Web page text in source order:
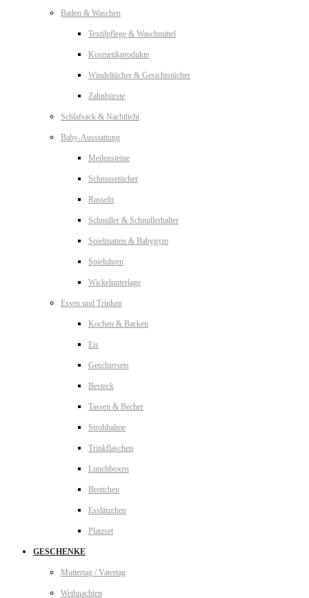
Baden & Waschen
Textilpflege & Waschmittel
Kosmetikprodukte
Windeltücher & Gesichtstücher
Zahnbürste
Schlafsack & Nachtlicht
Baby-Ausstattung
Meilensteine
Schmusetücher
Rasseln
Schnuller & Schnullerhalter
Spielmatten & Babygym
Spieluhren
Wickelunterlage
Essen und Trinken
Kochen & Backen
Eis
Geschirrsets
Besteck
Tassen & Becher
Strohhalme
Trinkflaschen
Lunchboxen
Brettchen
Esslätzchen
Platzset
GESCHENKE
Muttertag / Vatertag
Weihnachten